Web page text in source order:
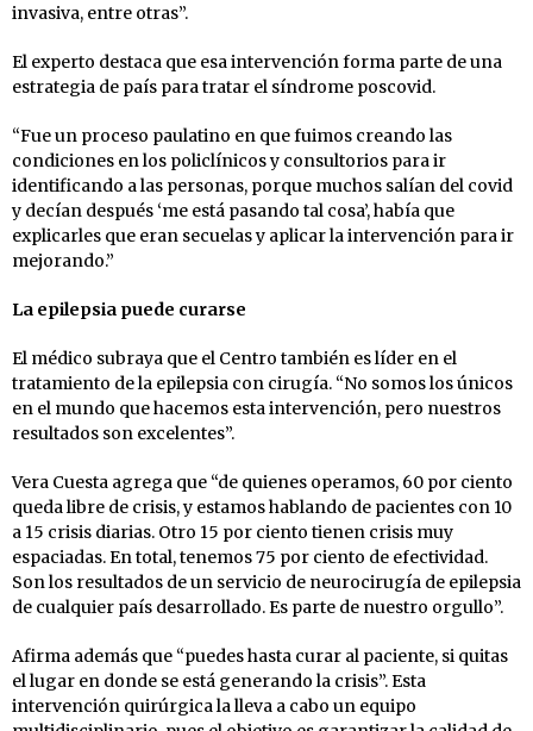
invasiva, entre otras”.
El experto destaca que esa intervención forma parte de una
estrategia de país para tratar el síndrome poscovid.
“Fue un proceso paulatino en que fuimos creando las
condiciones en los policlínicos y consultorios para ir
identificando a las personas, porque muchos salían del covid
y decían después ‘me está pasando tal cosa’, había que
explicarles que eran secuelas y aplicar la intervención para ir
mejorando.”
La epilepsia puede curarse
El médico subraya que el Centro también es líder en el
tratamiento de la epilepsia con cirugía. “No somos los únicos
en el mundo que hacemos esta intervención, pero nuestros
resultados son excelentes”.
Vera Cuesta agrega que “de quienes operamos, 60 por ciento
queda libre de crisis, y estamos hablando de pacientes con 10
a 15 crisis diarias. Otro 15 por ciento tienen crisis muy
espaciadas. En total, tenemos 75 por ciento de efectividad.
Son los resultados de un servicio de neurocirugía de epilepsia
de cualquier país desarrollado. Es parte de nuestro orgullo”.
Afirma además que “puedes hasta curar al paciente, si quitas
el lugar en donde se está generando la crisis”. Esta
intervención quirúrgica la lleva a cabo un equipo